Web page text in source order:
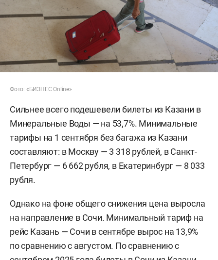
Фото: «БИЗНЕС Online»
Сильнее всего подешевели билеты из Казани в
Минеральные Воды — на 53,7%. Минимальные
тарифы на 1 сентября без багажа из Казани
составляют: в Москву — 3 318 рублей, в Санкт-
Петербург — 6 662 рубля, в Екатеринбург — 8 033
рубля.
Однако на фоне общего снижения цена выросла
на направление в Сочи. Минимальный тариф на
рейс Казань — Сочи в сентябре вырос на 13,9%
по сравнению с августом. По сравнению с